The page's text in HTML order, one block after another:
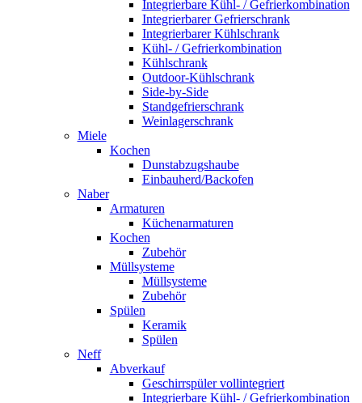
Integrierbare Kühl- / Gefrierkombination
Integrierbarer Gefrierschrank
Integrierbarer Kühlschrank
Kühl- / Gefrierkombination
Kühlschrank
Outdoor-Kühlschrank
Side-by-Side
Standgefrierschrank
Weinlagerschrank
Miele
Kochen
Dunstabzugshaube
Einbauherd/Backofen
Naber
Armaturen
Küchenarmaturen
Kochen
Zubehör
Müllsysteme
Müllsysteme
Zubehör
Spülen
Keramik
Spülen
Neff
Abverkauf
Geschirrspüler vollintegriert
Integrierbare Kühl- / Gefrierkombination